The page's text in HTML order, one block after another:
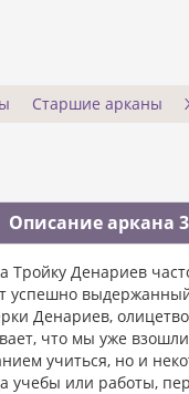
Старшие арканы
Описание аркана
Тройку Денариев
успешно
Денариев,
что мы уже
учиться, но и
учебы или работы,